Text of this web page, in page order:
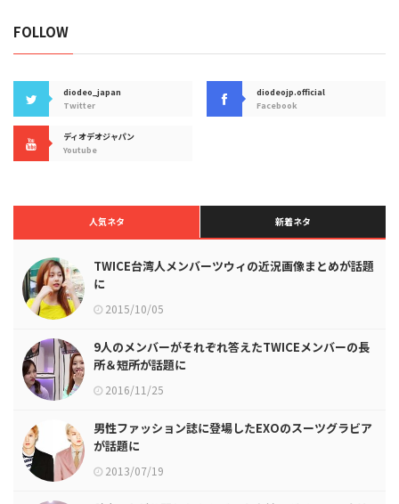
FOLLOW
diodeo_japan
Twitter
diodeojp.official
Facebook
ディオデオジャパン
Youtube
人気ネタ 新着ネタ
TWICE台湾人メンバーツウィの近況画像まとめが話題
に
2015/10/05
9人のメンバーがそれぞれ答えたTWICEメンバーの長
所＆短所が話題に
2016/11/25
男性ファッション誌に登場したEXOのスーツグラビア
が話題に
2013/07/19